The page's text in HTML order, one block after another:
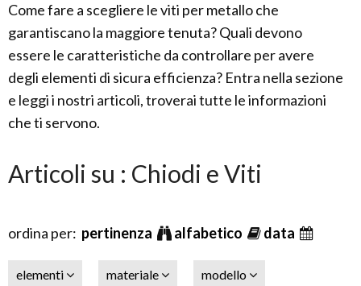
Come fare a scegliere le viti per metallo che
garantiscano la maggiore tenuta? Quali devono
essere le caratteristiche da controllare per avere
degli elementi di sicura efficienza? Entra nella sezione
e leggi i nostri articoli, troverai tutte le informazioni
che ti servono.
Articoli su : Chiodi e Viti
ordina per: pertinenza alfabetico data
elementi materiale
modello